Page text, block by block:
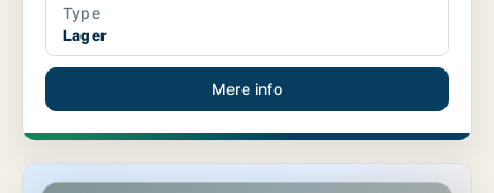
Type
Lager
Mere info
Butik i Gråsten